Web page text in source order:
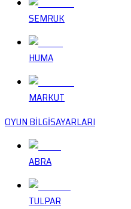
SEMRUK
HUMA
MARKUT
OYUN BİLGİSAYARLARI
ABRA
TULPAR